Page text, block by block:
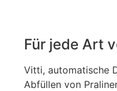
Für jede Art
Vitti, automatische
Abfüllen von